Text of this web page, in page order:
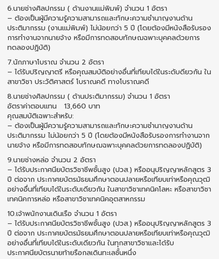
6.นายช่างศิลปกรรม ( ด้านงานแม่พิมพ์) จำนวน 1 อัตรา
– ต้องเป็นผู้มีความรู้ความสามารถและทักษะความชำนาญงานด้าน
ประติมากรรม (งานแม่พิมพ์) ไม่น้อยกว่า 5 ปี (โดยต้องมีหนังสือรับรอง
การทำงานจากนายจ้าง หรือมีการทดสอบทักษฌฉพาะบุคคลด้วยการ
ทดลองปฏิบัติ)
7.นักภาษาโบราณ จำนวน 2 อัตรา
– ได้รับปริญญาตรี หรือคุณสมบัติอย่างอื่นที่เทียบได้ในระดับดียวกัน ใน
สาขาวิชา ประวัติศาสตร์ โบราณคดี ทางโบราณคดี
8.นายช่างศิลปกรรม ( ด้านประติมากรรม) จำนวน 1 อัตรา
อัตราค่าตอบแทน 13,660 บาท
คุณสมบัติเฉพาะสำหรับ:
– ต้องเป็นผู้มีความรู้ความสามารถและทักษะความชำนาญงานด้าน
ประติมากรรม ไม่น้อยกว่า 5 ปี (โดยต้องมีหนังสือรับรองการทำงานจาก
นายจ้าง หรือมีการทดสอบทักษฌฉพาะบุคคลด้วยการทดลองปฏิบัติ)
9.นายช่างหล่อ จำนวน 2 อัตรา
– ได้รับประกาศนียบัตรวิชาชีพชั้นสูง (ปวส.) หรืออนุปริญญาหลักสูตร 3
ปี ต่อจาก ประกาศยบัตรมัธยมศึกษาตอนปลายหรือเทียบเท่าหรือคุณวุฒิ
อย่างอื่นที่เทียบได้ในระดับเดียวกัน ในสาขาวิชาเทคนิคโลหะ หรือสาขาวิชา
เทคนิคการหล่อ หรือสาขาวิชาเทคนิคอุตสาหกรรม
10.เจ้าพนักงานเดินเรือ จำนวน 1 อัตรา
– ได้รับประกาศนียบัตรวิชาชีพชั้นสูง (ปวส.) หรืออนุปริญญาหลักสูตร 3
ปี ต่อจาก ประกาศยบัตรมัธยมศึกษาตอนปลายหรือเทียบเท่าหรือคุณวุฒิ
อย่างอื่นที่เทียบได้ในระดับเดียวกัน ในทุกสาขาวิชาและได้รับ
ประกาศนียบัตรนายท้ายรือกลเดินทะเลชั้นหนึ่ง